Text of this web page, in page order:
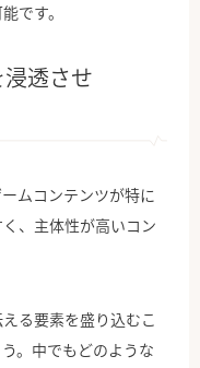
です。
透させ
ムコンテンツが特に
、主体性が高いコン
る要素を盛り込むこ
。中でもどのような